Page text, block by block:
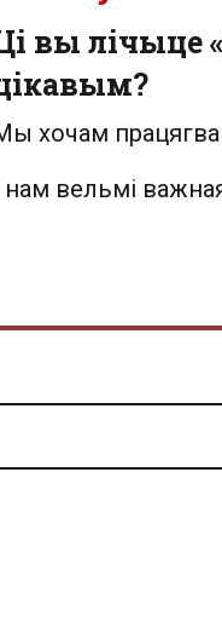
вы лічыце
хочам
нам вельмі